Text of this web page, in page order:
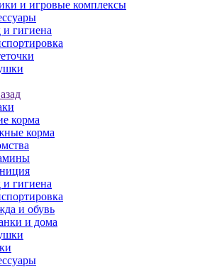
и игровые комплексы
и гигиена
корма
корма
и гигиена
и обувь
и дома